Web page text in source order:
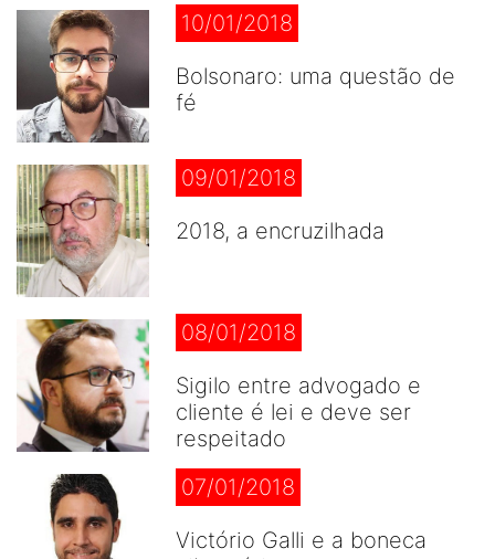
10/01/2018
Bolsonaro: uma questão de
fé
09/01/2018
2018, a encruzilhada
08/01/2018
Sigilo entre advogado e
cliente é lei e deve ser
respeitado
07/01/2018
Victório Galli e a boneca